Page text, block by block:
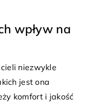
wpływ na
niezwykle
jest ona
komfort i jakość